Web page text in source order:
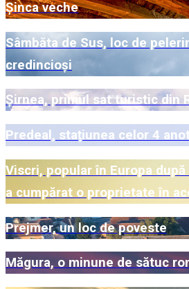
Șinca veche
Sâmbăta de Sus, loc de
credincioși
Șirnea, primul sat turistic din
Predeal, stațiunea celor 4
Viscri, popular în Europa
a cumpărat o proprietate în
Prejmer, un loc de poveste
Măgura, o minune de sătuc